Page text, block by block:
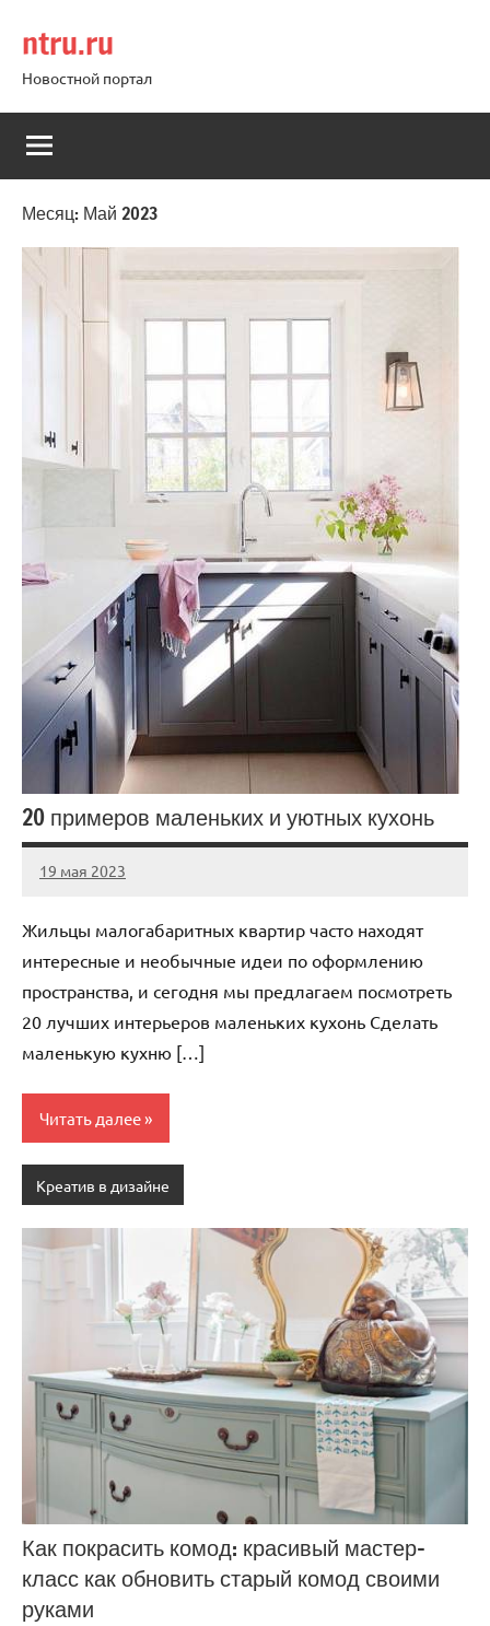
содержимому
ntru.ru
Новостной портал
Месяц: Май 2023
20 примеров маленьких и уютных кухонь
19 мая 2023
ntru_ru
Нет
Жильцы малогабаритных квартир часто находят
интересные и необычные идеи по оформлению
пространства, и сегодня мы предлагаем посмотреть
20 лучших интерьеров маленьких кухонь Сделать
маленькую кухню […]
Читать далее
Креатив в дизайне
Как покрасить комод: красивый мастер-
класс как обновить старый комод своими
руками